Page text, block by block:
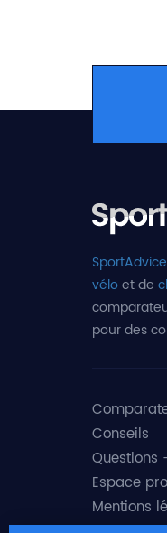
SportAdvice
véloet de
pour des
Conseils
Questions
Espace pro
Mentions